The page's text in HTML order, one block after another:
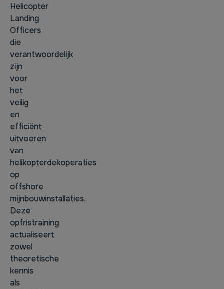
Helicopter
Landing
Officers
die
verantwoordelijk
zijn
voor
het
veilig
en
efficiënt
uitvoeren
van
helikopterdekoperaties
op
offshore
mijnbouwinstallaties.
Deze
opfristraining
actualiseert
zowel
theoretische
kennis
als